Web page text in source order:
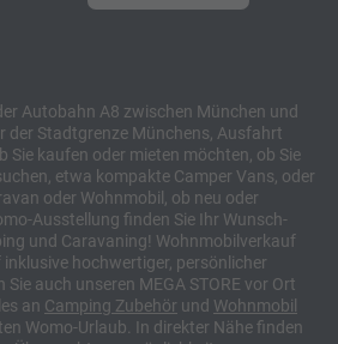
Autobahn A8 zwischen München und
der Stadtgrenze Münchens, Ausfahrt
Sie kaufen oder mieten möchten, ob Sie
etwa kompakte Camper Vans, oder
oder Wohnmobil, ob neu oder
Ausstellung finden Sie Ihr Wunsch-
und Caravaning! Wohnmobilverkauf
hochwertiger, persönlicher
auch unseren MEGA STORE vor Ort
an Camping Zubehör und Wohnmobil
Womo-Urlaub. In direkter Nähe finden